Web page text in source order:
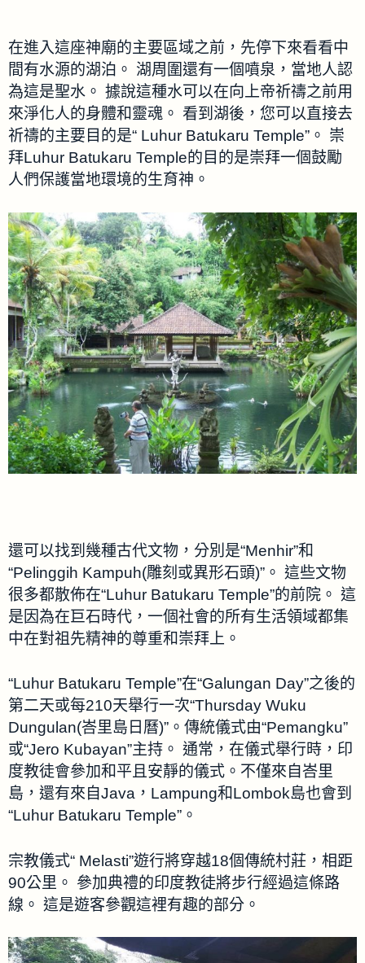
在進入這座神廟的主要區域之前，先停下來看看中
間有水源的湖泊。 湖周圍還有一個噴泉，當地人認
為這是聖水。 據說這種水可以在向上帝祈禱之前用
來淨化人的身體和靈魂。 看到湖後，您可以直接去
祈禱的主要目的是“ Luhur Batukaru Temple”。 崇
拜Luhur Batukaru Temple的目的是崇拜一個鼓勵
人們保護當地環境的生育神。
還可以找到幾種古代文物，分別是“Menhir”和
“Pelinggih Kampuh(雕刻或異形石頭)”。 這些文物
很多都散佈在“Luhur Batukaru Temple”的前院。 這
是因為在巨石時代，一個社會的所有生活領域都集
中在對祖先精神的尊重和崇拜上。
“Luhur Batukaru Temple”在“Galungan Day”之後的
第二天或每210天舉行一次“Thursday Wuku
Dungulan(峇里島日曆)”。傳統儀式由“Pemangku”
或“Jero Kubayan”主持。 通常，在儀式舉行時，印
度教徒會參加和平且安靜的儀式。不僅來自峇里
島，還有來自Java，Lampung和Lombok島也會到
“Luhur Batukaru Temple”。
宗教儀式“ Melasti”遊行將穿越18個傳統村莊，相距
90公里。 參加典禮的印度教徒將步行經過這條路
線。 這是遊客參觀這裡有趣的部分。